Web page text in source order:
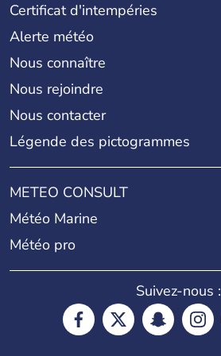
Certificat d'intempéries
Alerte météo
Nous connaître
Nous rejoindre
Nous contacter
Légende des pictogrammes
METEO CONSULT
Météo Marine
Météo pro
Suivez-nous :